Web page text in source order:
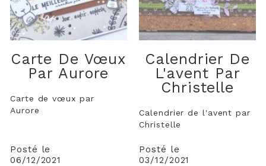
Carte De Vœux
Par Aurore
Carte de vœux par
Aurore
Posté le
06/12/2021
Calendrier De
L'avent Par
Christelle
Calendrier de l'avent par
Christelle
Posté le
03/12/2021